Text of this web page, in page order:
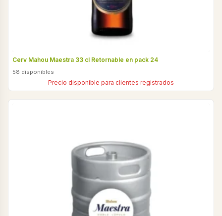
Cerv Mahou Maestra 33 cl Retornable en pack 24
58 disponibles
Precio disponible para clientes registrados